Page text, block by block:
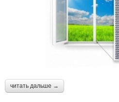
читать дальше →